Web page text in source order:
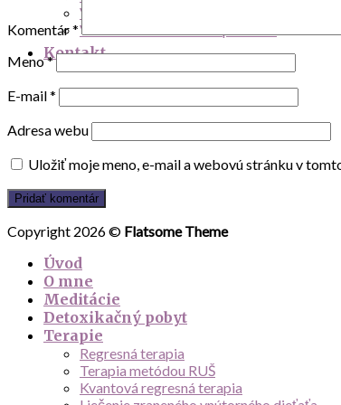
Víkendová hladovka jún 2011
Víkendová hladovka september
Kontakt
Komentár*
Meno*
E-mail*
Adresa webu
Uložiť moje meno, e-mail a webovú stránku v
Copyright 2026 © Flatsome Theme
Úvod
O mne
Meditácie
Detoxikačný pobyt
Terapie
Regresná terapia
Terapia metódou RUŠ
Kvantová regresná terapia